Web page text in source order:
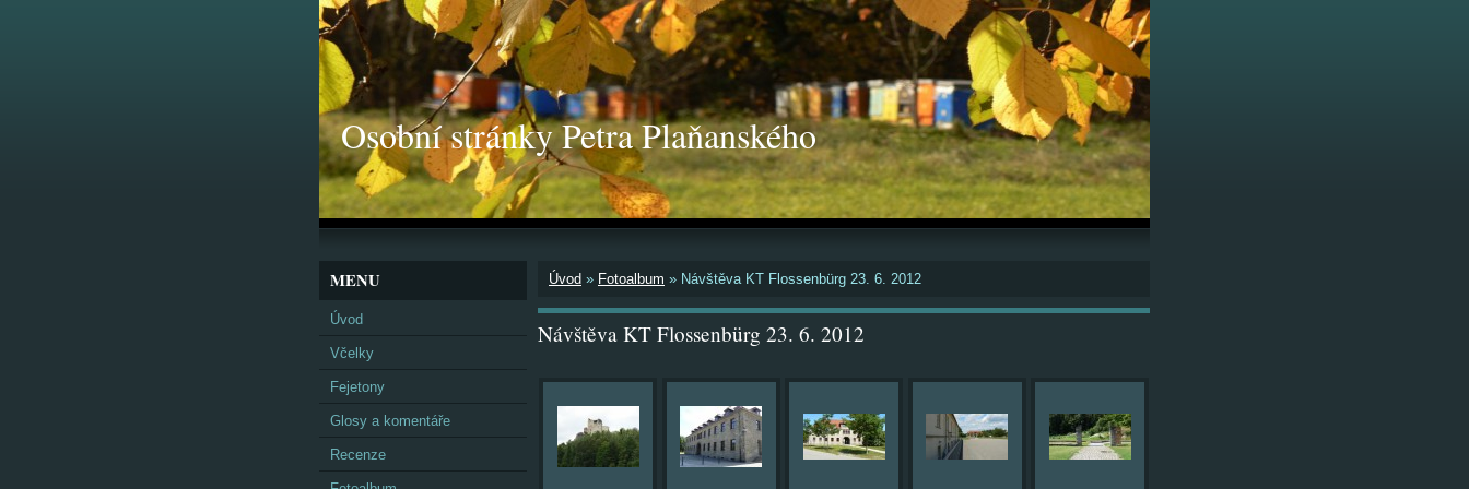
Osobní stránky Petra Plaňanského
Úvod » Fotoalbum » Návštěva KT Flossenbürg 23. 6. 2012
Návštěva KT Flossenbürg 23. 6. 2012
MENU
Úvod
Včelky
Fejetony
Glosy a komentáře
Recenze